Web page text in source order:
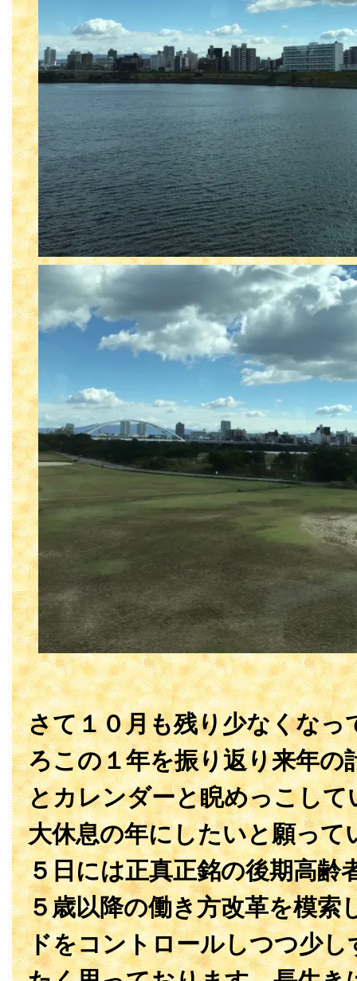
さて１０月も残り少なくなっ
ろこの１年を振り返り来年の
とカレンダーと睨めっこして
大休息の年にしたいと願って
５日には正真正銘の後期高齢
５歳以降の働き方改革を模索
ドをコントロールしつつ少し